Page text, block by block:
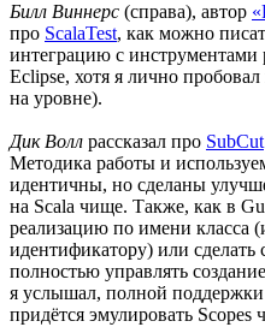
Билл Виннерс (справа), автор
про ScalaTest, как можно
интеграцию с инструментами
Eclipse, хотя я лично
на уровне).
Дик Волл рассказал про SubCut
Методика работы и
идентичны, но сделаны
на Scala чище. Также, как в
реализацию по имени класса
идентификатору) или сделать
полностью управлять
я услышал, полной поддержки
придётся эмулировать Scopes